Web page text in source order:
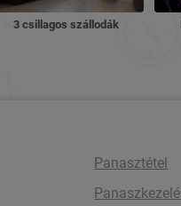
3 csillagos szállodák
Panasztétel